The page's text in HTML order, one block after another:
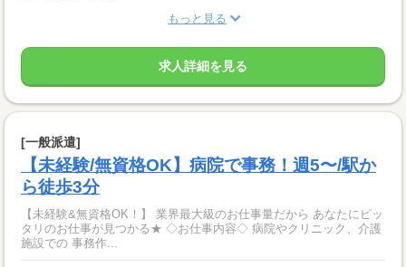
もっと見る
求人詳細を見る
[一般派遣]
【未経験/無資格OK】病院で事務！週5〜/駅か
ら徒歩3分
【未経験&無資格OK！】 業界最大級のお仕事量だから あなたにピッ
タリのお仕事が見つかる★ ◇お仕事内容◇ 病院やクリニック、介護
施設での 事務作...